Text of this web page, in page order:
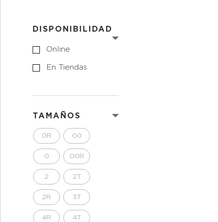
DISPONIBILIDAD
Online
En Tiendas
TAMAÑOS
0R 00
0 00R
2 2T
2R 3T
4R 4T